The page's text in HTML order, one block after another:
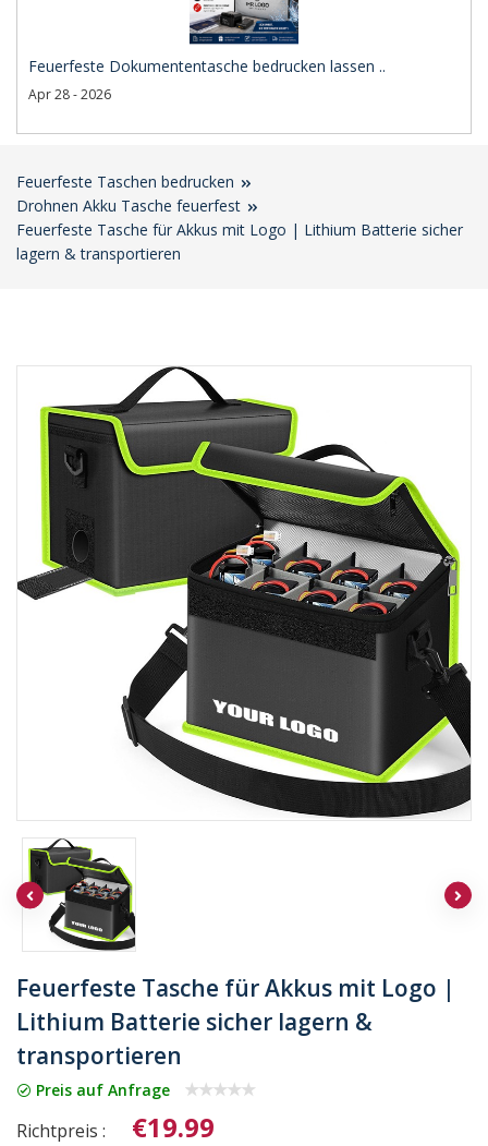
Feuerfeste Dokumententasche bedrucken lassen ..
Apr 28 - 2026
Feuerfeste Taschen bedrucken
Drohnen Akku Tasche feuerfest
Feuerfeste Tasche für Akkus mit Logo | Lithium Batterie sicher
lagern & transportieren
Feuerfeste Tasche für Akkus mit Logo |
Lithium Batterie sicher lagern &
transportieren
Preis auf Anfrage
Richtpreis : €19.99